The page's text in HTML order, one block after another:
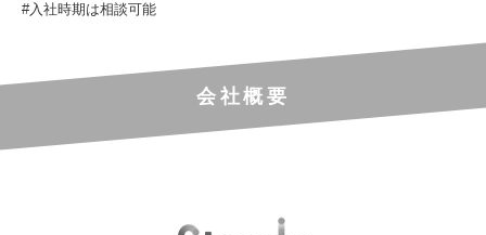
#入社時期は相談可能
会社概要